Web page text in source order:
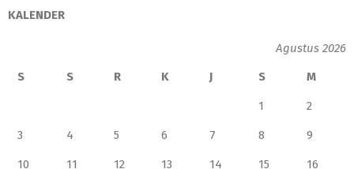
KALENDER
Agustus 2026
S
S R K J S M
1 2
3 4 5 6 7 8 9
10 11 12 13 14 15 16